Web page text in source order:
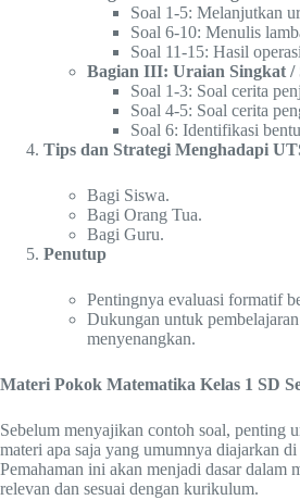
Soal 1-5: Melanjutkan
Soal 6-10: Menulis
Soal 11-15: Hasil
Bagian III: Uraian Singkat /
Soal 1-3: Soal cerita
Soal 4-5: Soal cerita
Soal 6: Identifikasi
Tips dan Strategi Menghadapi
Bagi Siswa.
Bagi Orang Tua.
Bagi Guru.
Penutup
Pentingnya evaluasi formatif
Dukungan untuk
menyenangkan.
Materi Pokok Matematika Kelas 1 SD
Sebelum menyajikan contoh soal, penting
materi apa saja yang umumnya diajarkan
Pemahaman ini akan menjadi dasar dalam
relevan dan sesuai dengan kurikulum.